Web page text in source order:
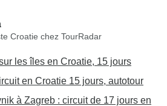
Croatie chez TourRadar
les îles en Croatie, 15 jours
en Croatie 15 jours, autotour
à Zagreb : circuit de 17 jours en